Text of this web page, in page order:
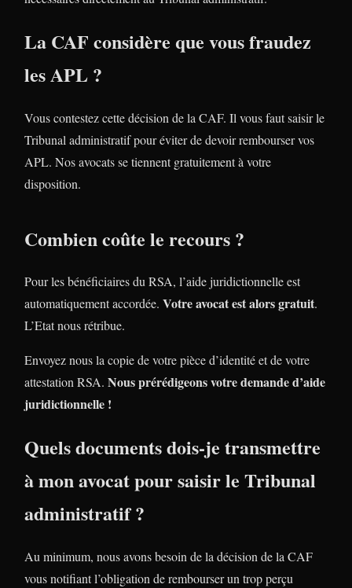
La CAF considère que vous fraudez
les APL ?
Vous contestez cette décision de la CAF. Il vous faut saisir le
Tribunal administratif pour éviter de devoir rembourser vos
APL. Nos avocats se tiennent gratuitement à votre
disposition.
Combien coûte le recours ?
Pour les bénéficiaires du RSA, l’aide juridictionnelle est
automatiquement accordée. Votre avocat est alors gratuit.
L’Etat nous rétribue.
Envoyez nous la copie de votre pièce d’identité et de votre
attestation RSA. Nous prérédigeons votre demande d’aide
juridictionnelle !
Quels documents dois-je transmettre
à mon avocat pour saisir le Tribunal
administratif ?
Au minimum, nous avons besoin de la décision de la CAF
vous notifiant l’obligation de rembourser un trop perçu